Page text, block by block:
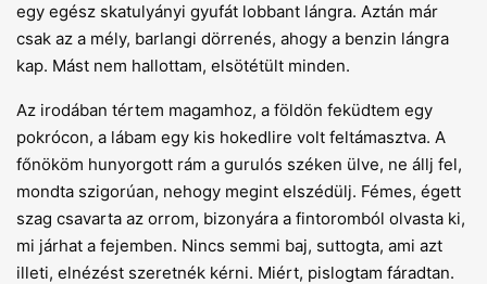
egy egész skatulyányi gyufát lobbant lángra. Aztán már
csak az a mély, barlangi dörrenés, ahogy a benzin lángra
kap. Mást nem hallottam, elsötétült minden.
Az irodában tértem magamhoz, a földön feküdtem egy
pokrócon, a lábam egy kis hokedlire volt feltámasztva. A
főnököm hunyorgott rám a gurulós széken ülve, ne állj fel,
mondta szigorúan, nehogy megint elszédülj. Fémes, égett
szag csavarta az orrom, bizonyára a fintoromból olvasta ki,
mi járhat a fejemben. Nincs semmi baj, suttogta, ami azt
illeti, elnézést szeretnék kérni. Miért, pislogtam fáradtan.